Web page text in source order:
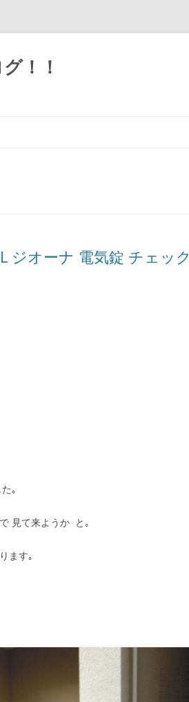
！！
ジオーナ 電気錠 チェック
｡
見て来ようか と｡
ます｡